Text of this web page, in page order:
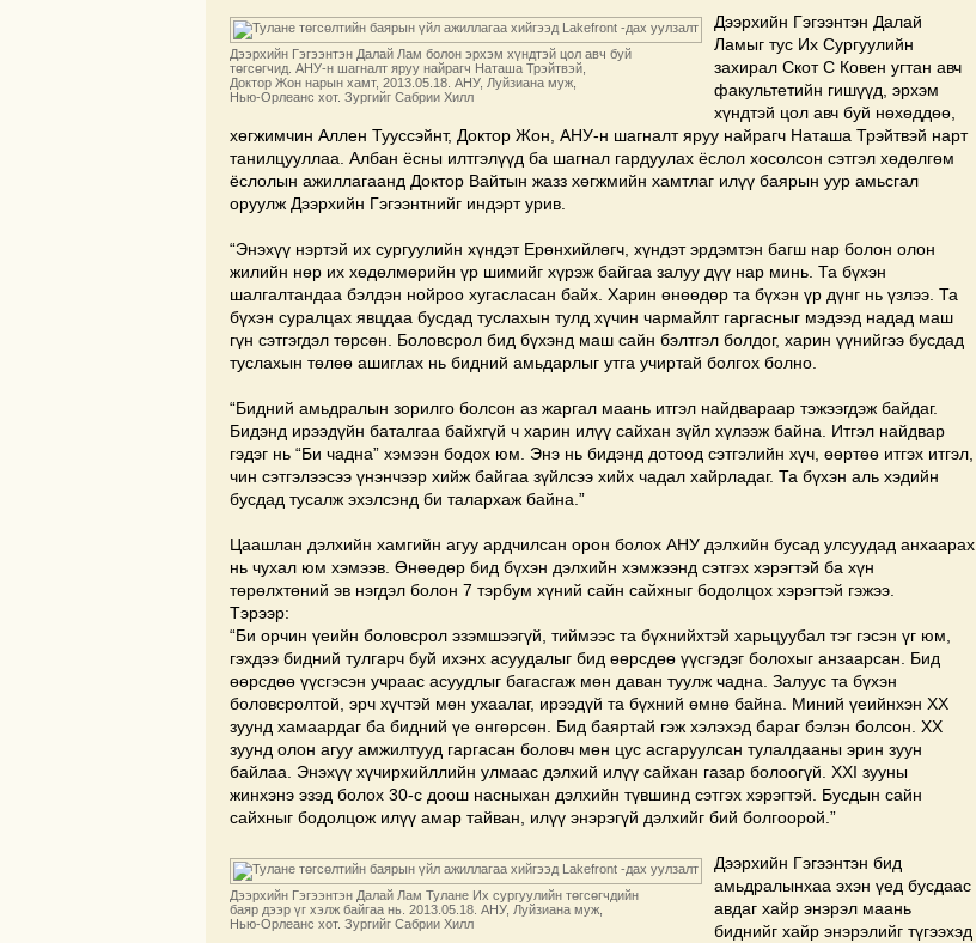
Дээрхийн Гэгээнтэн Далай Лам болон эрхэм хүндтэй цол авч буй
төгсөгчид. АНУ-н шагналт яруу найрагч Наташа Трэйтвэй,
Доктор Жон нарын хамт, 2013.05.18. АНУ, Луйзиана муж,
Нью-Орлеанс хот. Зургийг Сабрии Хилл
Дээрхийн Гэгээнтэн Далай
Ламыг тус Их Сургуулийн
захирал Скот С Ковен угтан авч
факультетийн гишүүд, эрхэм
хүндтэй цол авч буй нөхөддөө,
хөгжимчин Аллен Тууссэйнт, Доктор Жон, АНУ-н шагналт яруу найрагч Наташа Трэйтвэй нарт
танилцууллаа. Албан ёсны илтгэлүүд ба шагнал гардуулах ёслол хосолсон сэтгэл хөдөлгөм
ёслолын ажиллагаанд Доктор Вайтын жазз хөгжмийн хамтлаг илүү баярын уур амьсгал
оруулж Дээрхийн Гэгээнтнийг индэрт урив.
“Энэхүү нэртэй их сургуулийн хүндэт Ерөнхийлөгч, хүндэт эрдэмтэн багш нар болон олон
жилийн нөр их хөдөлмөрийн үр шимийг хүрэж байгаа залуу дүү нар минь. Та бүхэн
шалгалтандаа бэлдэн нойроо хугасласан байх. Харин өнөөдөр та бүхэн үр дүнг нь үзлээ. Та
бүхэн суралцах явцдаа бусдад туслахын тулд хүчин чармайлт гаргасныг мэдээд надад маш
гүн сэтгэгдэл төрсөн. Боловсрол бид бүхэнд маш сайн бэлтгэл болдог, харин үүнийгээ бусдад
туслахын төлөө ашиглах нь бидний амьдарлыг утга учиртай болгох болно.
“Бидний амьдралын зорилго болсон аз жаргал маань итгэл найдвараар тэжээгдэж байдаг.
Бидэнд ирээдүйн баталгаа байхгүй ч харин илүү сайхан зүйл хүлээж байна. Итгэл найдвар
гэдэг нь “Би чадна” хэмээн бодох юм. Энэ нь бидэнд дотоод сэтгэлийн хүч, өөртөө итгэх итгэл,
чин сэтгэлээсээ үнэнчээр хийж байгаа зүйлсээ хийх чадал хайрладаг. Та бүхэн аль хэдийн
бусдад тусалж эхэлсэнд би талархаж байна.”
Цаашлан дэлхийн хамгийн агуу ардчилсан орон болох АНУ дэлхийн бусад улсуудад анхаарах
нь чухал юм хэмээв. Өнөөдөр бид бүхэн дэлхийн хэмжээнд сэтгэх хэрэгтэй ба хүн
төрөлхтөний эв нэгдэл болон 7 тэрбум хүний сайн сайхныг бодолцох хэрэгтэй гэжээ.
Тэрээр:
“Би орчин үеийн боловсрол эзэмшээгүй, тиймээс та бүхнийхтэй харьцуубал тэг гэсэн үг юм,
гэхдээ бидний тулгарч буй ихэнх асуудалыг бид өөрсдөө үүсгэдэг болохыг анзаарсан. Бид
өөрсдөө үүсгэсэн учраас асуудлыг багасгаж мөн даван туулж чадна. Залуус та бүхэн
боловсролтой, эрч хүчтэй мөн ухаалаг, ирээдүй та бүхний өмнө байна. Миний үеийнхэн XX
зуунд хамаардаг ба бидний үе өнгөрсөн. Бид баяртай гэж хэлэхэд бараг бэлэн болсон. XX
зуунд олон агуу амжилтууд гаргасан боловч мөн цус асгаруулсан тулалдааны эрин зуун
байлаа. Энэхүү хүчирхийллийн улмаас дэлхий илүү сайхан газар болоогүй. XXI зууны
жинхэнэ эзэд болох 30-с доош насныхан дэлхийн түвшинд сэтгэх хэрэгтэй. Бусдын сайн
сайхныг бодолцож илүү амар тайван, илүү энэрэгүй дэлхийг бий болгоорой.”
Дээрхийн Гэгээнтэн Далай Лам Тулане Их сургуулийн төгсөгчдийн
баяр дээр үг хэлж байгаа нь. 2013.05.18. АНУ, Луйзиана муж,
Нью-Орлеанс хот. Зургийг Сабрии Хилл
Дээрхийн Гэгээнтэн бид
амьдралынхаа эхэн үед бусдаас
авдаг хайр энэрэл маань
биднийг хайр энэрэлийг түгээхэд